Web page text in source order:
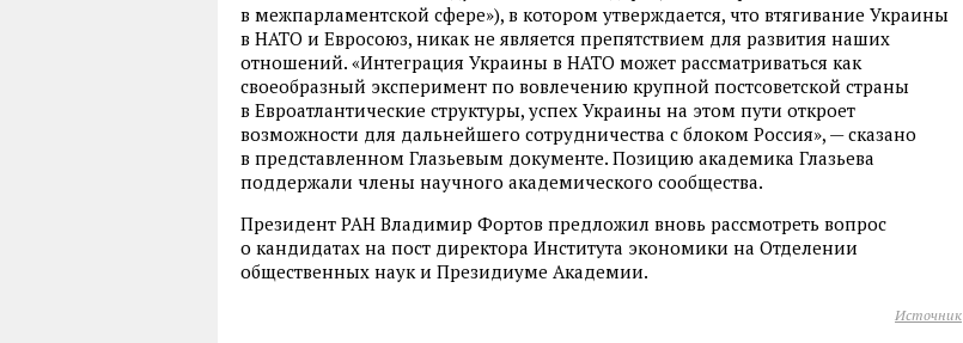
в межпарламентской сфере»), в котором утверждается, что втягивание Украины
в НАТО и Евросоюз, никак не является препятствием для развития наших
отношений. «Интеграция Украины в НАТО может рассматриваться как
своеобразный эксперимент по вовлечению крупной постсоветской страны
в Евроатлантические структуры, успех Украины на этом пути откроет
возможности для дальнейшего сотрудничества с блоком Россия», — сказано
в представленном Глазьевым документе. Позицию академика Глазьева
поддержали члены научного академического сообщества.
Президент РАН Владимир Фортов предложил вновь рассмотреть вопрос
о кандидатах на пост директора Института экономики на Отделении
общественных наук и Президиуме Академии.
Источник